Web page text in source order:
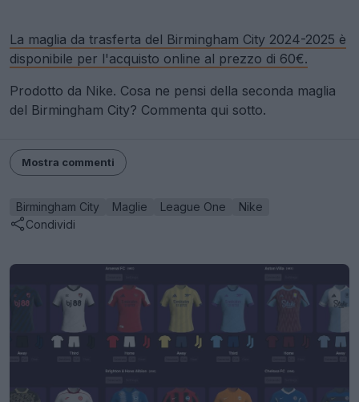
La maglia da trasferta del Birmingham City 2024-2025 è
disponibile per l'acquisto online al prezzo di 60€.
Prodotto da Nike. Cosa ne pensi della seconda maglia
del Birmingham City? Commenta qui sotto.
Mostra commenti
Birmingham City Maglie League One
Nike
Condividi